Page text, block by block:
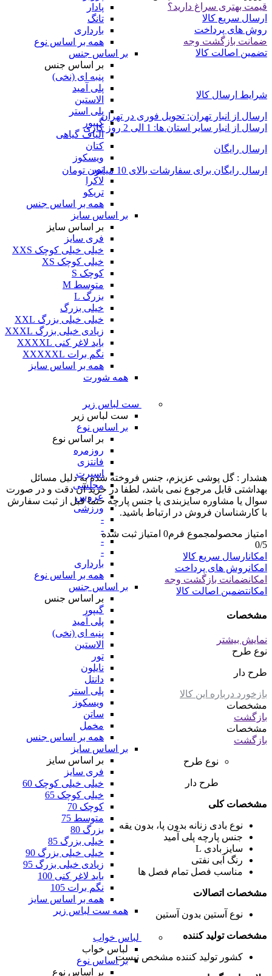
پادار
تانگ
بارداری
همه بر اساس نوع
بر اساس جنس
بر اساس جنس
پنبه ای (نخی)
پلی آمید
الاستین
پلی استر
گیپور
الیاف گیاهی
کتان
ویسکوز
تور
لاکرا
تریکو
همه بر اساس جنس
بر اساس سایز
بر اساس سایز
فری سایز
خیلی خیلی کوچک XXS
خیلی کوچک XS
کوچک S
متوسط M
بزرگ L
خیلی بزرگ
خیلی خیلی بزرگ XXL
زیادی خیلی بزرگ XXXL
باید لاغر کنی XXXXL
نگم برات XXXXXL
همه بر اساس سایز
همه شورت
ست لباس زیر
ست لباس زیر
بر اساس نوع
بر اساس نوع
روزمره
فانتزی
اسپرت
مجلسی
عروس
ورزشی
-
-
-
-
بارداری
همه بر اساس نوع
بر اساس جنس
بر اساس جنس
گیپور
پلی آمید
پنبه ای (نخی)
الاستین
تور
نایلون
دانتل
پلی استر
ویسکوز
ساتن
مخمل
همه بر اساس جنس
بر اساس سایز
بر اساس سایز
فری سایز
خیلی خیلی کوچک 60
خیلی کوچک 65
کوچک 70
متوسط 75
بزرگ 80
خیلی بزرگ 85
خیلی خیلی بزرگ 90
زیادی خیلی بزرگ 95
باید لاغر کنی 100
نگم برات 105
همه بر اساس سایز
همه ست لباس زیر
لباس خواب
لباس خواب
بر اساس نوع
بر اساس نوع
قیمت بهتری سراغ دارید؟
ارسال سریع کالا
روش های پرداخت
ضمانت بازگشت وجه
تضمین اصالت کالا
شرایط ارسال کالا
ارسال از انبار تهران: تحویل فوری در تهران
ارسال از انبار سایر استان ها: 1 الی 2 روز کاری
ارسال رایگان
ارسال رایگان برای سفارشات بالای 10 میلیون تومان
هشدار : گل پوشی عزیزم، جنس فروخته شده به دلیل مسائل
بهداشتی قابل مرجوع نمی باشد، لطفا در خرید آن دقت و در صورت
سوال یا مشاوره سایزبندی یا جنس پارچه حتما قبل از ثبت سفارش
با کارشناسان فروش در ارتباط باشید.
امتیاز محصولمجموع فرم0 امتیاز ثبت شده
0/5
امکانارسال سریع کالا
امکانروش های پرداخت
امکانضمانت بازگشت وجه
امکانتضمین اصالت کالا
مشخصات
نمایش بیشتر
نوع طرح
طرح دار
بازخورد درباره این کالا
مشخصات
بازگشت
مشخصات
بازگشت
نوع طرح
طرح دار
مشخصات کلی
نوع بادی زنانه بدون پا، بدون یقه
جنس پارچه پلی آمید
سایز بادی L
رنگ آبی نفتی
مناسب فصل تمام فصل ها
مشخصات اتصالات
نوع آستین بدون آستین
مشخصات تولید کننده
کشور تولید کننده مشخص نیست